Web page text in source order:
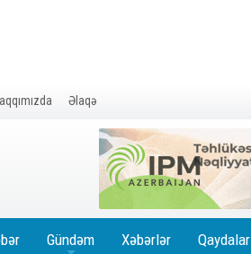
Əlaqə
Gündəm Xəbərlər Qaydalar